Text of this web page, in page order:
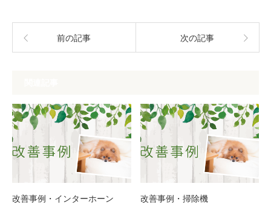
前の記事 次の記事
改善事例・インターホーン 改善事例・掃除機